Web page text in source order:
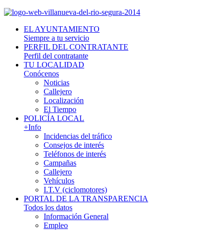
EL AYUNTAMIENTO
Siempre a tu servicio
PERFIL DEL CONTRATANTE
Perfil del contratante
TU LOCALIDAD
Conócenos
Noticias
Callejero
Localización
El Tiempo
POLICÍA LOCAL
+Info
Incidencias del tráfico
Consejos de interés
Teléfonos de interés
Campañas
Callejero
Vehículos
I.T.V (ciclomotores)
PORTAL DE LA TRANSPARENCIA
Todos los datos
Información General
Empleo